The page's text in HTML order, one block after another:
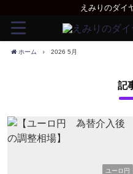
えみりのダイ
ホーム 2026 5月
記
ユーロ円